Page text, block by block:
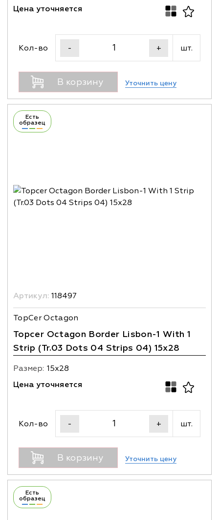
Цена уточняется
Кол-во - + шт.
В корзину Уточнить цену
Есть
образец
Артикул: 118497
TopCer Octagon
Topcer Octagon Border Lisbon-1 With 1
Strip (Tr.03 Dots 04 Strips 04) 15x28
Размер: 15х28
Цена уточняется
Кол-во - + шт.
В корзину Уточнить цену
Есть
образец